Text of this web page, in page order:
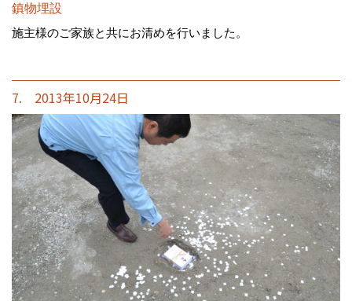
鎮物埋設
施主様のご家族と共にお清めを行いました。
7. 2013年10月24日